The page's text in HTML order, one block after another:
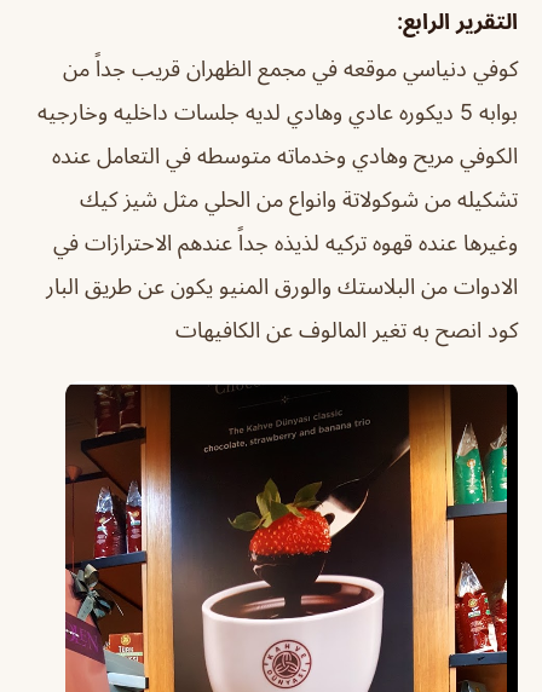
التقرير الرابع:
كوفي دنياسي موقعه في مجمع الظهران قريب جداً من
بوابه 5 ديكوره عادي وهادي لديه جلسات داخليه وخارجيه
الكوفي مريح وهادي وخدماته متوسطه في التعامل عنده
تشكيله من شوكولاتة وانواع من الحلي مثل شيز كيك
وغيرها عنده قهوه تركيه لذيذه جداً عندهم الاحترازات في
الادوات من البلاستك والورق المنيو يكون عن طريق البار
كود انصح به تغير المالوف عن الكافيهات